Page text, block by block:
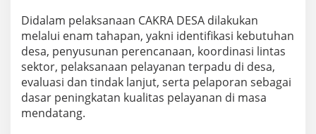
Didalam pelaksanaan CAKRA DESA dilakukan
melalui enam tahapan, yakni identifikasi kebutuhan
desa, penyusunan perencanaan, koordinasi lintas
sektor, pelaksanaan pelayanan terpadu di desa,
evaluasi dan tindak lanjut, serta pelaporan sebagai
dasar peningkatan kualitas pelayanan di masa
mendatang.